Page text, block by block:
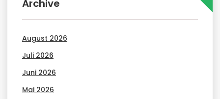
Archive
August 2026
Juli 2026
Juni 2026
Mai 2026